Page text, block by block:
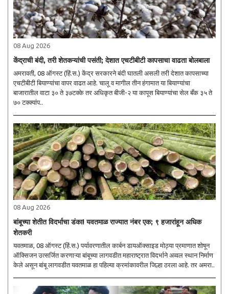
08 Aug 2026
केंद्राची बंदी, तरी शेतकऱ्यांची पसंती; देशात एचटीबीटी कापसाचा वाढता बोलबाला
अमरावती, 08 ऑगस्ट (हिं.स.) केंद्र सरकारने बंदी घातली असली तरी देशात कापसाच्या
एचटीबीटी बियाण्यांचा वापर वाढत आहे. चालू व मागील तीन हंगामात या बियाण्यांचा
बाजारातील वाटा ३० ते ३७टक्के तर अधिकृत बीजी-२ या कापूस बियाण्यांचा सेल बँक ३५ ते
७० टक्क्यांप..
08 Aug 2026
बांबूच्या शेतीत विदर्भाचा डंका! यवतमाळ राज्यात नंबर एक; ९ हजारांहून अधिक
शेतकरी
यवतमाळ, 08 ऑगस्ट (हिं.स.) पर्यावरणातील कार्बन डायऑक्साइड मोठ्या प्रमाणात शोषून
ऑक्सिजन उत्सर्जित करणाऱ्या बांबूच्या लागवडीत महाराष्ट्रात विदर्भाने अव्वल स्थान निर्माण
केले असून बांबू लागवडीत यवतमाळ हा पहिल्या क्रमांकावरील जिल्हा ठरला आहे. तर अमरा..